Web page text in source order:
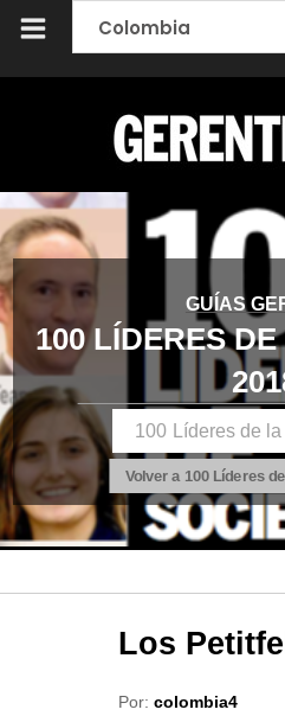
GUÍAS
100 LÍDERES
Volver a 100 Líderes
Los
Por: colombia4